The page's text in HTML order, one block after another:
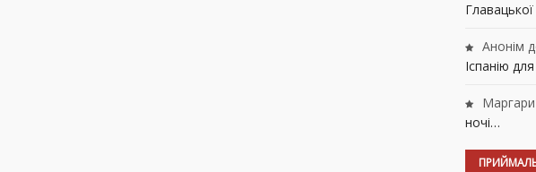
Анонім
Іспанію
ночі…